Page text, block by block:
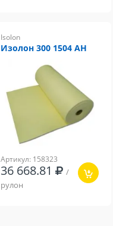
Isolon
Изолон 300 1504 AH
Артикул: 158323
36 668.81
/
рулон